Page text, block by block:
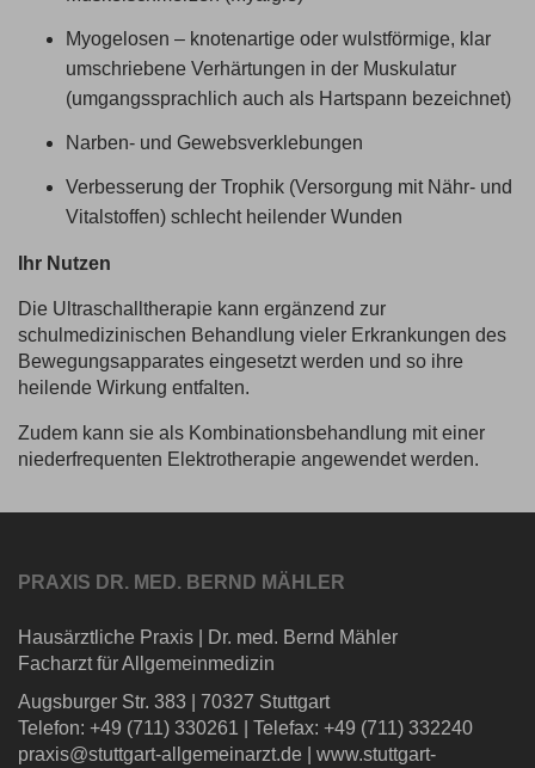
Myogelosen – knotenartige oder wulstförmige, klar
umschriebene Verhärtungen in der Muskulatur
(umgangssprachlich auch als Hartspann bezeichnet)
Narben- und Gewebsverklebungen
Verbesserung der Trophik (Versorgung mit Nähr- und
Vitalstoffen) schlecht heilender Wunden
Ihr Nutzen
Die Ultraschalltherapie kann ergänzend zur
schulmedizinischen Behandlung vieler Erkrankungen des
Bewegungsapparates eingesetzt werden und so ihre
heilende Wirkung entfalten.
Zudem kann sie als Kombinationsbehandlung mit einer
niederfrequenten Elektrotherapie angewendet werden.
PRAXIS DR. MED. BERND MÄHLER
Hausärztliche Praxis
Dr. med. Bernd Mähler
Facharzt für Allgemeinmedizin
Augsburger Str. 383
70327 Stuttgart
Telefon: +49 (711) 330261
Telefax: +49 (711) 332240
praxis@stuttgart-allgemeinarzt.de
www.stuttgart-